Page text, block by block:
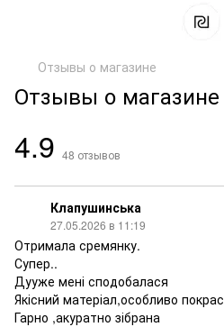
Отзывы о магазине
Отзывы о магазине
4.9 48 отзывов
Клапушинська
27.05.2026 в 11:19
Отримала сремянку.
Супер..
Дууже мені сподобалася
Якісний матеріал,особливо
Гарно ,акуратно зібрана